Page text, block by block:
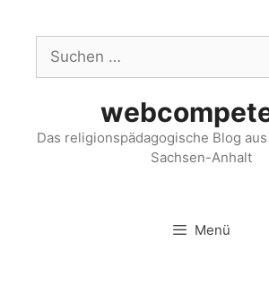
Das religionspädagogische Blog
Sachsen-Anhalt
Menü